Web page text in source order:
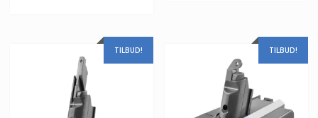
TILBUD! TILBUD!